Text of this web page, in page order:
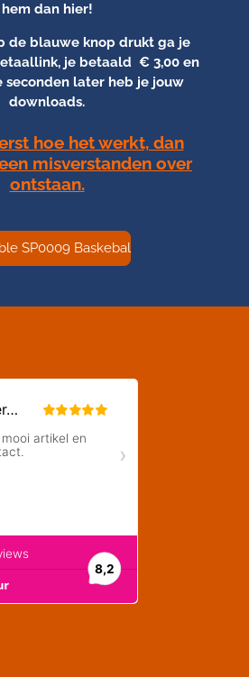
hem dan hier!
de blauwe knop drukt ga je
je betaald € 3,00 en
seconden later heb je jouw
downloads.
hoe het werkt, dan
misverstanden over
ontstaan.
SP0009 Baskebal